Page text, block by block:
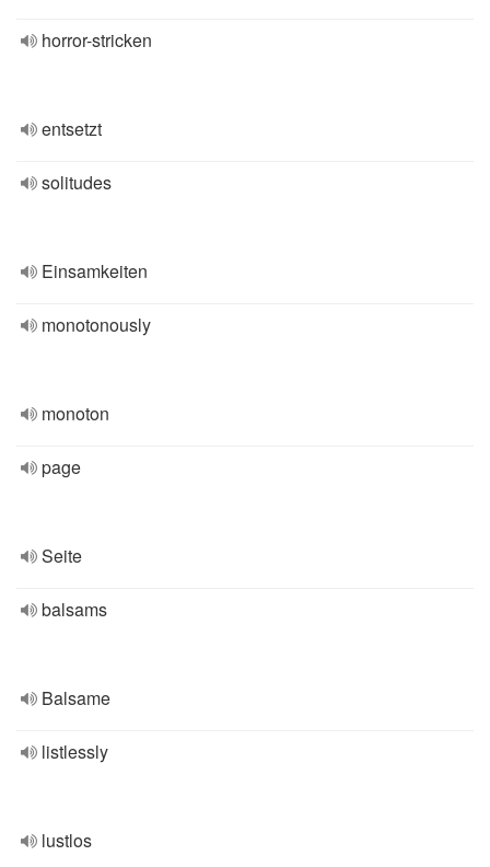
horror-stricken
entsetzt
solitudes
Einsamkeiten
monotonously
monoton
page
Seite
balsams
Balsame
listlessly
lustlos